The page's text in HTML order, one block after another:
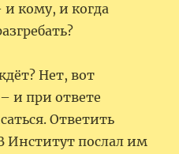
и кому, и когда
Нет, вот
и при ответе
Ответить
послал им